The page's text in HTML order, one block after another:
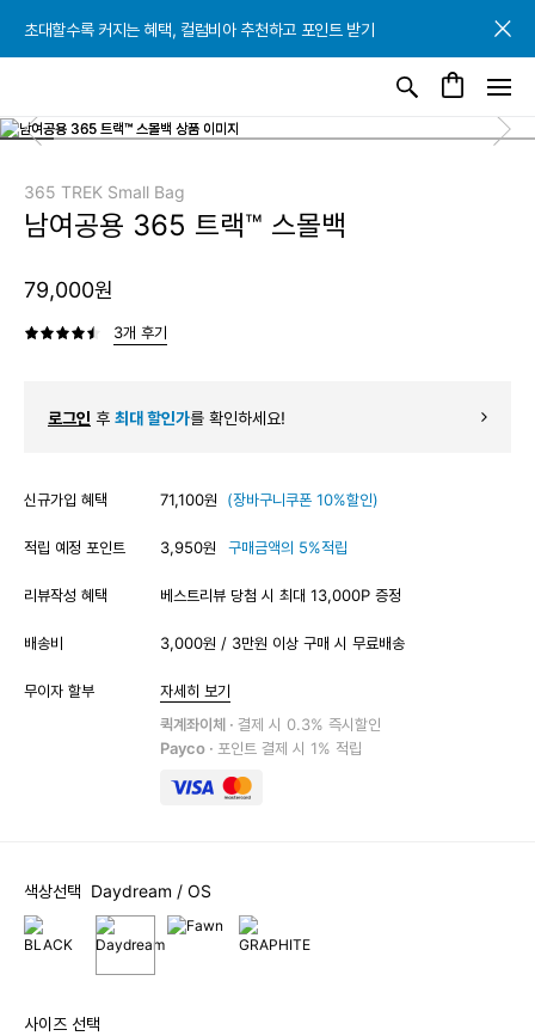
초대할수록 커지는 혜택, 컬럼비아 추천하고 포인트 받기
초대할수록 커지는 혜택, 컬럼비아 추천하고 포인트 받기
초대할수록 커지는 혜택, 컬럼비아 추천하고 포인트 받기
365 TREK Small Bag
남여공용 365 트랙™ 스몰백
79,000원
3개 후기
로그인 후 최대 할인가를 확인하세요!
신규가입 혜택 71,100원 (장바구니쿠폰 10%할인)
적립 예정 포인트 3,950원 구매금액의 5%적립
리뷰작성 혜택 베스트리뷰 당첨 시 최대 13,000P 증정
배송비 3,000원 / 3만원 이상 구매 시 무료배송
무이자 할부
자세히 보기
퀵계좌이체 · 결제 시 0.3% 즉시할인
Payco · 포인트 결제 시 1% 적립
색상선택 Daydream / OS
사이즈 선택